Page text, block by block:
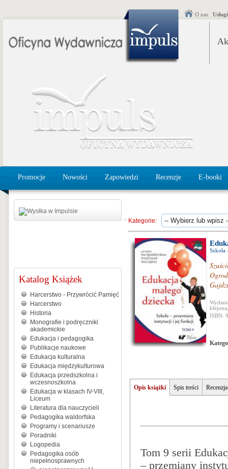
O nas
Promocje Nowości Zapowiedzi Recenzje E-booki
Katalog Książek
Harcerstwo - Przywrócić Pamięć
Harcerstwo
Historia
Monografie i podręczniki
akademickie
Edukacja i pedagogika
Publikacje naukowe
Edukacja kulturalna
Edukacja międzykulturowa
Edukacja przedszkolna i
wczesnoszkolna
Edukacja w klasach IV-VIII,
Liceum
Literatura dla nauczycieli
Pedagogika waldorfska
Programy i scenariusze
Poradniki
Logopedia
Pedagogika osób
niepełnosprawnych
Kategorie:
ISBN:
Opis książki Spis treści Recenzja
Tom 9 serii
– przemiany